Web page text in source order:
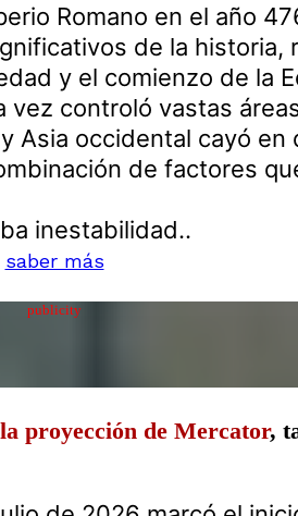
Romano en el año
de la historia,
y el comienzo de la
vez controló vastas
Asia occidental cayó en
de factores
inestabilidad..
saber más
publicity
proyección de Mercator,